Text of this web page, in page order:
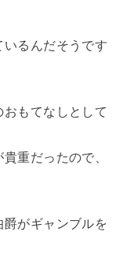
るんだそうです
もてなしとして
重だったので、
がギャンブルを